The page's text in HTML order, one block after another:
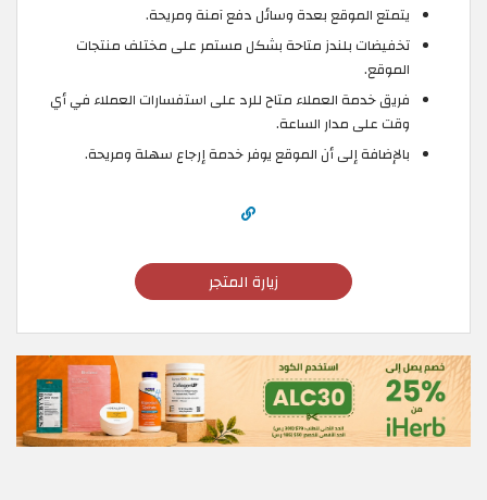
يتمتع الموقع بعدة وسائل دفع آمنة ومريحة.
تخفيضات بلندز متاحة بشكل مستمر على مختلف منتجات
الموقع.
فريق خدمة العملاء متاح للرد على استفسارات العملاء في أي
وقت على مدار الساعة.
بالإضافة إلى أن الموقع يوفر خدمة إرجاع سهلة ومريحة.
زيارة المتجر